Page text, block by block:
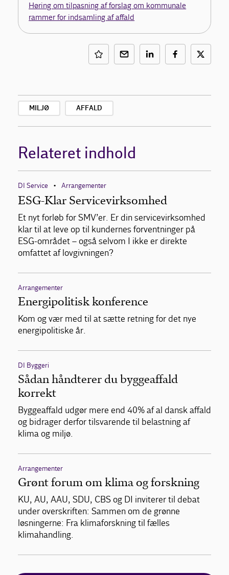
Høring om tilpasning af forslag om kommunale
rammer for indsamling af affald
MILJØ AFFALD
Relateret indhold
DI Service • Arrangementer
ESG-Klar Servicevirksomhed
Et nyt forløb for SMV’er. Er din servicevirksomhed
klar til at leve op til kundernes forventninger på
ESG-området – også selvom I ikke er direkte
omfattet af lovgivningen?
Arrangementer
Energipolitisk konference
Kom og vær med til at sætte retning for det nye
energipolitiske år.
DI Byggeri
Sådan håndterer du byggeaffald
korrekt
Byggeaffald udgør mere end 40% af al dansk affald
og bidrager derfor tilsvarende til belastning af
klima og miljø.
Arrangementer
Grønt forum om klima og forskning
KU, AU, AAU, SDU, CBS og DI inviterer til debat
under overskriften: Sammen om de grønne
løsningerne: Fra klimaforskning til fælles
klimahandling.